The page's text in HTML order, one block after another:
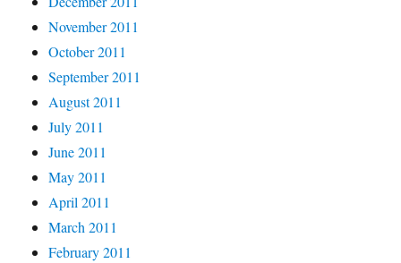
November 2011
October 2011
September 2011
August 2011
July 2011
June 2011
May 2011
April 2011
March 2011
February 2011